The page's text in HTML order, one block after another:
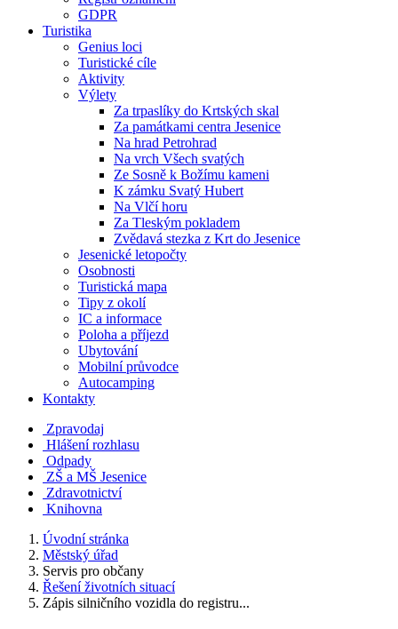
GDPR
Turistika
Genius loci
Turistické cíle
Aktivity
Výlety
Za trpaslíky do Krtských skal
Za památkami centra Jesenice
Na hrad Petrohrad
Na vrch Všech svatých
Ze Sosně k Božímu kameni
K zámku Svatý Hubert
Na Vlčí horu
Za Tleským pokladem
Zvědavá stezka z Krt do Jesenice
Jesenické letopočty
Osobnosti
Turistická mapa
Tipy z okolí
IC a informace
Poloha a příjezd
Ubytování
Mobilní průvodce
Autocamping
Kontakty
Zpravodaj
Hlášení rozhlasu
Odpady
ZŠ a MŠ Jesenice
Zdravotnictví
Knihovna
Úvodní stránka
Městský úřad
Servis pro občany
Řešení životních situací
Zápis silničního vozidla do registru...